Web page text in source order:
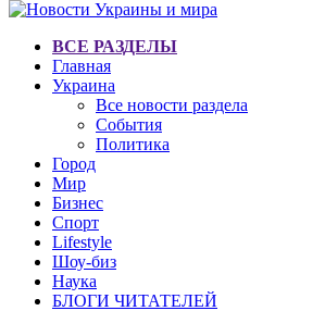
ВСЕ РАЗДЕЛЫ
Главная
Украина
Все новости раздела
События
Политика
Город
Мир
Бизнес
Спорт
Lifestyle
Шоу-биз
Наука
БЛОГИ ЧИТАТЕЛЕЙ